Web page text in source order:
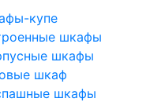
купе
шкафы
шкафы
шкаф
шкафы